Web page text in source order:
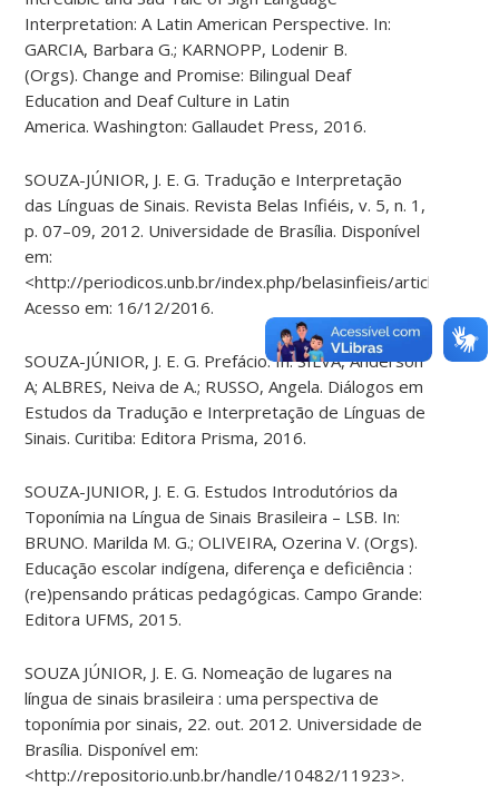
Interpretation: A Latin American Perspective. In:
GARCIA, Barbara G.; KARNOPP, Lodenir B.
(Orgs). Change and Promise: Bilingual Deaf
Education and Deaf Culture in Latin
America. Washington: Gallaudet Press, 2016.
SOUZA-JÚNIOR, J. E. G. Tradução e Interpretação
das Línguas de Sinais. Revista Belas Infiéis, v. 5, n. 1,
p. 07–09, 2012. Universidade de Brasília. Disponível
em:
<http://periodicos.unb.br/index.php/belasinfieis/article/view/
Acesso em: 16/12/2016.
SOUZA-JÚNIOR, J. E. G. Prefácio. In: SILVA, Anderson
A; ALBRES, Neiva de A.; RUSSO, Angela. Diálogos em
Estudos da Tradução e Interpretação de Línguas de
Sinais. Curitiba: Editora Prisma, 2016.
SOUZA-JUNIOR, J. E. G. Estudos Introdutórios da
Toponímia na Língua de Sinais Brasileira – LSB. In:
BRUNO. Marilda M. G.; OLIVEIRA, Ozerina V. (Orgs).
Educação escolar indígena, diferença e deficiência :
(re)pensando práticas pedagógicas. Campo Grande:
Editora UFMS, 2015.
SOUZA JÚNIOR, J. E. G. Nomeação de lugares na
língua de sinais brasileira : uma perspectiva de
toponímia por sinais, 22. out. 2012. Universidade de
Brasília. Disponível em:
<http://repositorio.unb.br/handle/10482/11923>.